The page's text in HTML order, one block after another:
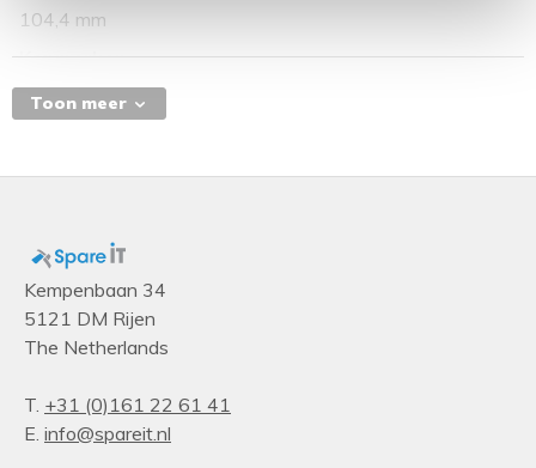
104,4 mm
Kenmerken
Soort
Toon meer
Kempenbaan 34
5121 DM Rijen
The Netherlands
T. +31 (0)161 22 61 41
E. info@spareit.nl